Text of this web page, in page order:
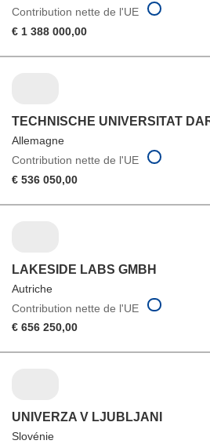
Contribution nette de l'UE
€ 1 388 000,00
TECHNISCHE UNIVERSITAT
Allemagne
Contribution nette de l'UE
€ 536 050,00
LAKESIDE LABS GMBH
Autriche
Contribution nette de l'UE
€ 656 250,00
UNIVERZA V LJUBLJANI
Slovénie